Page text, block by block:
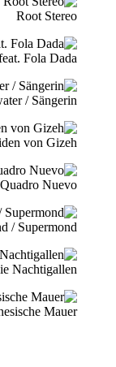
Root Stereo
Fola Dada
/ Sängerin
von Gizeh
Nuevo
/ Supermond
Nachtigallen
Mauer